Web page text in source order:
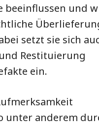
beeinflussen und
setzt sie sich
Restituierung
ein.
unter anderem